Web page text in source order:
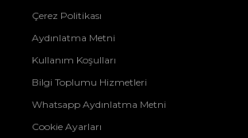
Çerez Politikası
Aydınlatma Metni
Kullanım Koşulları
Bilgi Toplumu Hizmetleri
Whatsapp Aydınlatma Metni
Cookie Ayarları